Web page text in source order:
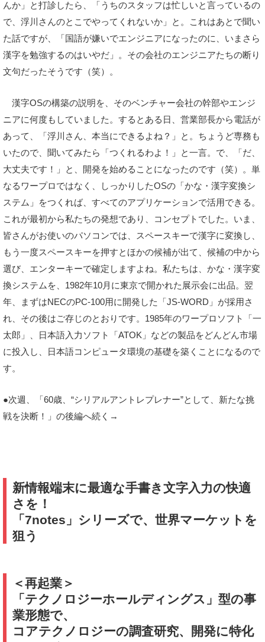
んか」と打診したら、「うちのスタッフは忙しいと言っているの
で、浮川さんのとこでやってくれないか」と。これはあとで聞い
た話ですが、「国語が嫌いでエンジニアになったのに、いまさら
漢字を勉強するのはいやだ」。その会社のエンジニアたちの断り
文句だったそうです（笑）。
漢字OSの構築の説明を、そのベンチャー会社の幹部やエンジ
ニアに何度もしていました。するとある日、営業部長から電話が
あって、「浮川さん、本当にできるよね？」と。ちょうど専務も
いたので、聞いてみたら「つくれるわよ！」と一言。で、「だ、
大丈夫です！」と、開発を始めることになったのです（笑）。単
なるワープロではなく、しっかりしたOSの「かな・漢字変換シ
ステム」をつくれば、すべてのアプリケーションで活用できる。
これが最初から私たちの発想であり、コンセプトでした。いま、
皆さんがお使いのパソコンでは、スペースキーで漢字に変換し、
もう一度スペースキーを押すとほかの候補が出て、候補の中から
選び、エンターキーで確定しますよね。私たちは、かな・漢字変
換システムを、1982年10月に東京で開かれた展示会に出品。翌
年、まずはNECのPC-100用に開発した「JS-WORD」が採用さ
れ、その後はご存じのとおりです。1985年のワープロソフト「一
太郎」、日本語入力ソフト「ATOK」などの製品をどんどん市場
に投入し、日本語コンピュータ環境の基礎を築くことになるので
す。
●次週、「60歳、“シリアルアントレプレナー”として、新たな挑
戦を決断！」の後編へ続く→
新情報端末に最適な手書き文字入力の快適
さを！
「7notes」シリーズで、世界マーケットを
狙う
＜再起業＞
「テクノロジーホールディングス」型の事
業形態で、
コアテクノロジーの調査研究、開発に特化